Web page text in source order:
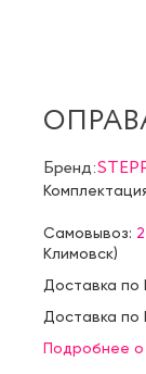
Бренд:
Самовывоз:
Климовск)
Доставка по
Доставка по
Подробнее о